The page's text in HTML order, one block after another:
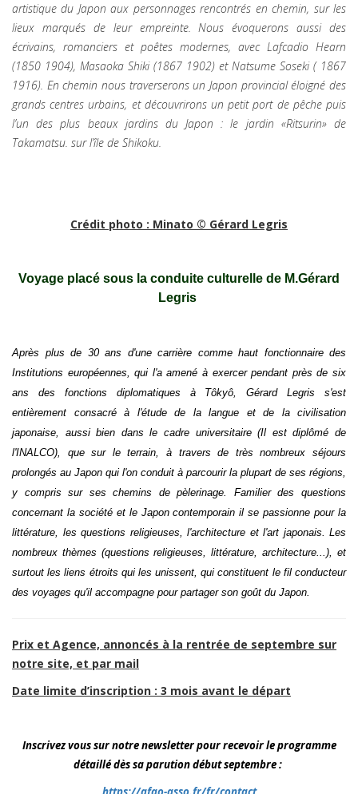
artistique du Japon aux personnages rencontrés en chemin, sur les
lieux marqués de leur empreinte. Nous évoquerons aussi des
écrivains, romanciers et poêtes modernes, avec Lafcadio Hearn
(1850 1904), Masaoka Shiki (1867 1902) et Natsume Soseki ( 1867
1916). En chemin nous traverserons un Japon provincial éloigné des
grands centres urbains, et découvrirons un petit port de pêche puis
l’un des plus beaux jardins du Japon : le jardin «Ritsurin» de
Takamatsu. sur l’île de Shikoku.
Crédit photo : Minato © Gérard Legris
Voyage placé sous la conduite culturelle de M.Gérard
Legris
Après plus de 30 ans d'une carrière comme haut fonctionnaire des
Institutions européennes, qui l'a amené à exercer pendant près de six
ans des fonctions diplomatiques à Tôkyô, Gérard Legris s'est
entièrement consacré à l'étude de la langue et de la civilisation
japonaise, aussi bien dans le cadre universitaire (Il est diplômé de
l'INALCO), que sur le terrain, à travers de très nombreux séjours
prolongés au Japon qui l'on conduit à parcourir la plupart de ses régions,
y compris sur ses chemins de pèlerinage. Familier des questions
concernant la société et le Japon contemporain il se passionne pour la
littérature, les questions religieuses, l'architecture et l'art japonais. Les
nombreux thèmes (questions religieuses, littérature, architecture...), et
surtout les liens étroits qui les unissent, qui constituent le fil conducteur
des voyages qu'il accompagne pour partager son goût du Japon.
Prix et Agence, annoncés à la rentrée de septembre sur
notre site, et par mail
Date limite d’inscription : 3 mois avant le départ
Inscrivez vous sur notre newsletter pour recevoir le programme
détaillé dès sa parution début septembre :